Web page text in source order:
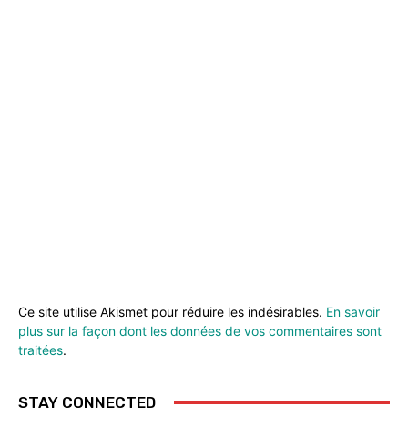
Ce site utilise Akismet pour réduire les indésirables. En savoir
plus sur la façon dont les données de vos commentaires sont
traitées.
STAY CONNECTED